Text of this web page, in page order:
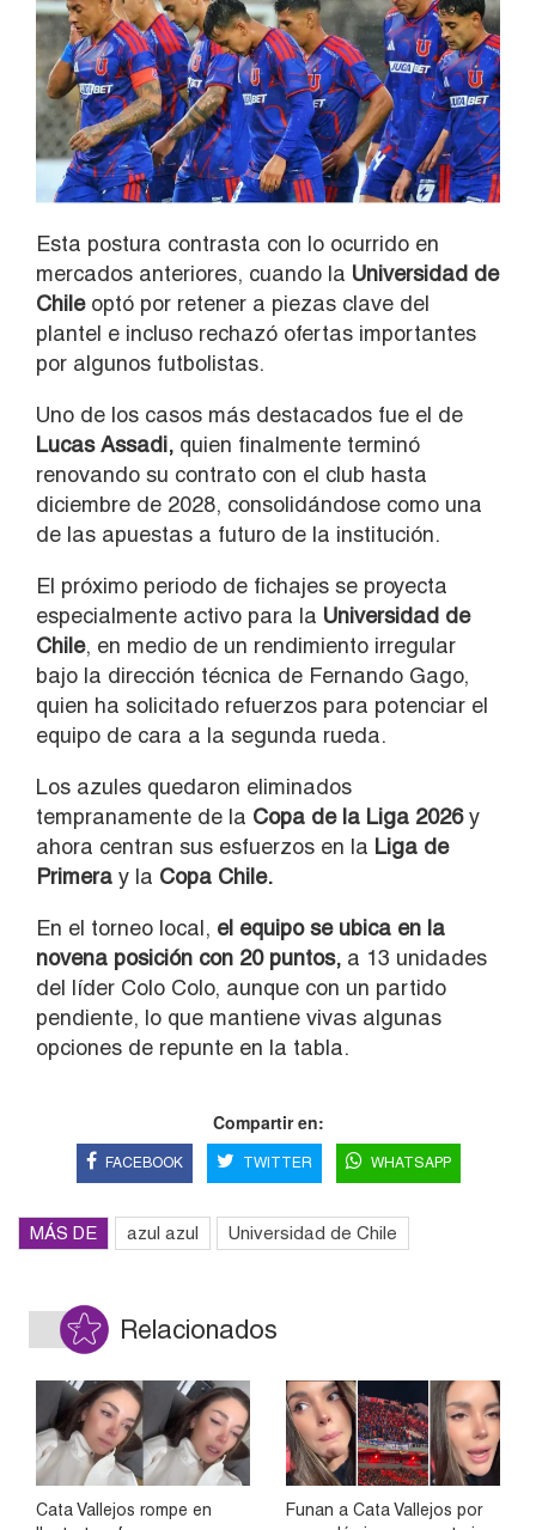
Esta postura contrasta con lo ocurrido en
mercados anteriores, cuando la Universidad de
Chileoptó por retener a piezas clave del
plantel e incluso rechazó ofertas importantes
por algunos futbolistas.
Uno de los casos más destacados fue el de
Lucas Assadi, quien finalmente terminó
renovando su contrato con el club hasta
diciembre de 2028, consolidándose como una
de las apuestas a futuro de la institución.
El próximo periodo de fichajes se proyecta
especialmente activo para la Universidad de
Chile, en medio de un rendimiento irregular
bajo la dirección técnica de Fernando Gago,
quien ha solicitado refuerzos para potenciar el
equipo de cara a la segunda rueda.
Los azules quedaron eliminados
tempranamente de la Copa de la Liga 2026y
ahora centran sus esfuerzos en la Liga de
Primera y la Copa Chile.
En el torneo local, el equipo se ubica en la
novena posición con 20 puntos, a 13 unidades
del líder Colo Colo, aunque con un partido
pendiente, lo que mantiene vivas algunas
opciones de repunte en la tabla.
Compartir en:
FACEBOOK TWITTER WHATSAPP
MÁS DE azul azul Universidad de Chile
Relacionados
Cata Vallejos rompe en
Funan a Cata Vallejos por